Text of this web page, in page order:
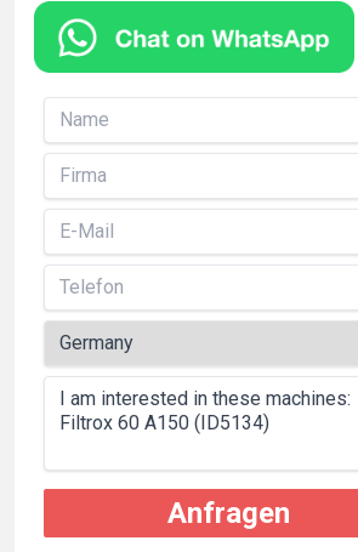
Anfragen